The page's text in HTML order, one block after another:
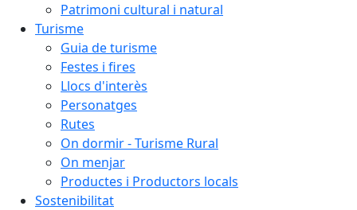
Patrimoni cultural i natural
Turisme
Guia de turisme
Festes i fires
Llocs d'interès
Personatges
Rutes
On dormir - Turisme Rural
On menjar
Productes i Productors locals
Sostenibilitat